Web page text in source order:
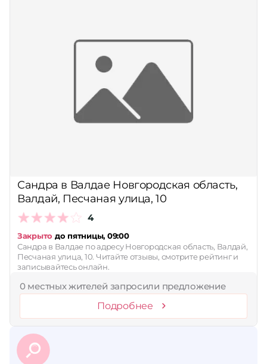
Сандра в Валдае Новгородская область,
Валдай, Песчаная улица, 10
4
Закрыто до пятницы, 09:00
Сандра в Валдае по адресу Новгородская область, Валдай,
Песчаная улица, 10. Читайте отзывы, смотрите рейтинг и
записывайтесь онлайн.
0 местных жителей запросили предложение
Подробнее